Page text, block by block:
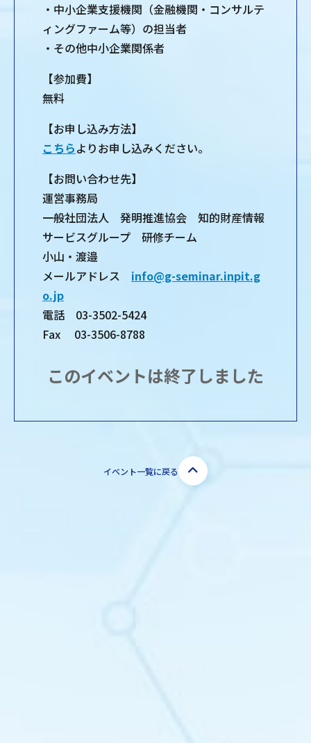
・中⼩企業⽀援機関（⾦融機関・コンサルテ
ィングファーム等）の担当者
・その他中小企業関係者
【参加費】
無料
【お申し込み方法】
こちらよりお申し込みください。
【お問い合わせ先】
運営事務局
一般社団法人 発明推進協会 知的財産情報
サービスグループ 研修チーム
小山・渡邉
メールアドレス info@g-seminar.inpit.g
o.jp
電話 03-3502-5424
Fax 03-3506-8788
このイベントは終了しました
イベント一覧に戻る